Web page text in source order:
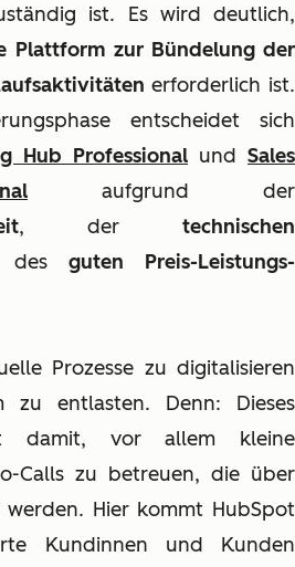
ist. Es wird deutlich,
Plattform zur Bündelung der
erforderlich ist.
entscheidet sich
Hub Professional und Sales
aufgrund der
, der technischen
des guten Preis-Leistungs-
Prozesse zu digitalisieren
zu entlasten. Denn: Dieses
damit, vor allem kleine
Calls zu betreuen, die über
Hier kommt HubSpot
Kundinnen und Kunden